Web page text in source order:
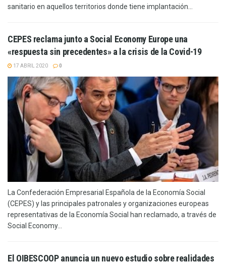
sanitario en aquellos territorios donde tiene implantación...
CEPES reclama junto a Social Economy Europe una
«respuesta sin precedentes» a la crisis de la Covid-19
17 ABRIL 2020 0
La Confederación Empresarial Española de la Economía Social
(CEPES) y las principales patronales y organizaciones europeas
representativas de la Economía Social han reclamado, a través de
Social Economy...
El OIBESCOOP anuncia un nuevo estudio sobre realidades